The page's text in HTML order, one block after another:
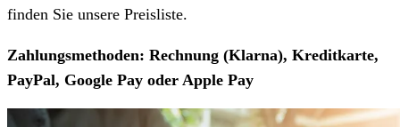
finden Sie unsere Preisliste.
Zahlungsmethoden: Rechnung (Klarna), Kreditkarte,
PayPal, Google Pay oder Apple Pay